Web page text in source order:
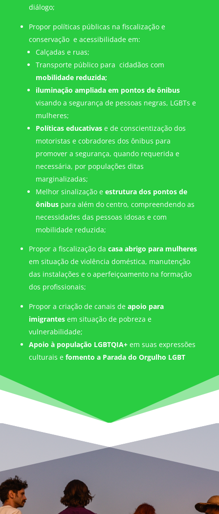
diálogo;
Propor políticas públicas na fiscalização e
conservação e acessibilidade em:
Calçadas e ruas;
Transporte público para cidadãos com
mobilidade reduzida;
iluminação ampliada em pontos de ônibus
visando a segurança de pessoas negras, LGBTs e
mulheres;
Políticas educativase de conscientização dos
motoristas e cobradores dos ônibus para
promover a segurança, quando requerida e
necessária, por populações ditas
marginalizadas;
Melhor sinalização e estrutura dos pontos de
ônibuspara além do centro, compreendendo as
necessidades das pessoas idosas e com
mobilidade reduzida;
Propor a fiscalização da casa abrigo para mulheres
em situação de violência doméstica, manutenção
das instalações e o aperfeiçoamento na formação
dos profissionais;
Propor a criação de canais de apoio para
imigrantesem situação de pobreza e
vulnerabilidade;
Apoio à população LGBTQIA+em suas expressões
culturais e fomento a Parada do Orgulho LGBT